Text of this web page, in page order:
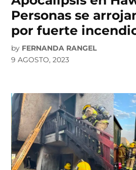
Personas se
por fuerte
by FERNANDA RANGEL
9 AGOSTO, 2023